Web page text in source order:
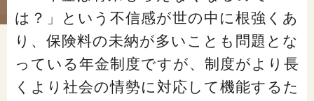
「年金」に関する記事
は？」という不信感が世の中に根強くあ
り、保険料の未納が多いことも問題とな
っている年金制度ですが、制度がより長
くより社会の情勢に対応して機能するた